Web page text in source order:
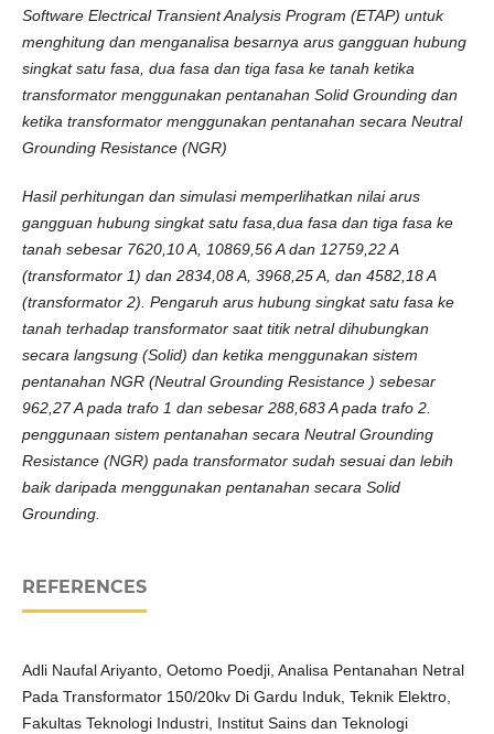
Software Electrical Transient Analysis Program (ETAP) untuk
menghitung dan menganalisa besarnya arus gangguan hubung
singkat satu fasa, dua fasa dan tiga fasa ke tanah ketika
transformator menggunakan pentanahan Solid Grounding dan
ketika transformator menggunakan pentanahan secara Neutral
Grounding Resistance (NGR)
Hasil perhitungan dan simulasi memperlihatkan nilai arus
gangguan hubung singkat satu fasa,dua fasa dan tiga fasa ke
tanah sebesar 7620,10 A, 10869,56 A dan 12759,22 A
(transformator 1) dan 2834,08 A, 3968,25 A, dan 4582,18 A
(transformator 2). Pengaruh arus hubung singkat satu fasa ke
tanah terhadap transformator saat titik netral dihubungkan
secara langsung (Solid) dan ketika menggunakan sistem
pentanahan NGR (Neutral Grounding Resistance ) sebesar
962,27Apada trafo1 dan sebesar 288,683Apada trafo 2.
penggunaan sistem pentanahan secara Neutral Grounding
Resistance (NGR) pada transformator sudah sesuai dan lebih
baik daripada menggunakan pentanahan secara Solid
Grounding.
REFERENCES
Adli Naufal Ariyanto, Oetomo Poedji, Analisa Pentanahan Netral
Pada Transformator 150/20kv Di Gardu Induk, Teknik Elektro,
Fakultas Teknologi Industri, Institut Sains dan Teknologi